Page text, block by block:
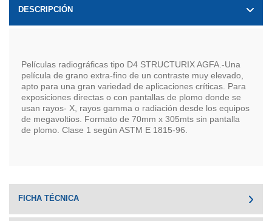
DESCRIPCIÓN
Películas radiográficas tipo D4 STRUCTURIX AGFA.-Una
película de grano extra-fino de un contraste muy elevado,
apto para una gran variedad de aplicaciones críticas. Para
exposiciones directas o con pantallas de plomo donde se
usan rayos- X, rayos gamma o radiación desde los equipos
de megavoltios. Formato de 70mm x 305mts sin pantalla
de plomo. Clase 1 según ASTM E 1815-96.
FICHA TÉCNICA